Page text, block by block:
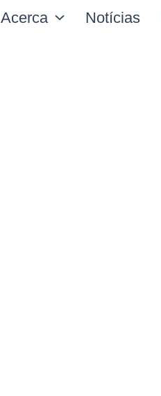
Acerca Notícias